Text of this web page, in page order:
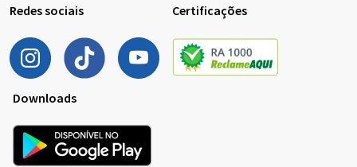
Redes sociais Certificações
Downloads